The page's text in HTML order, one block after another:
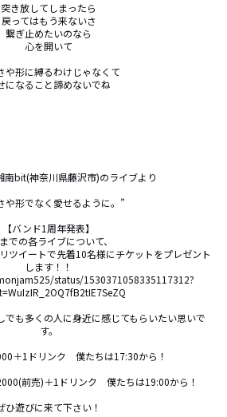
突き放してしまったら
戻ってはもう来ないさ
繋ぎ止めたいのなら
心を開いて
や形に縛るわけじゃなくて
になること諦めないでね
bit(神奈川県藤沢市)のライブより
や形でなく愛せるように。”
【バンド1周年発表】
での各ライブについて、
ツイートで先着10名様にチケットをプレゼント
します！！
status/1530371058335117312?
でも多くの人に身近に感じてもらいたい思いで
す。
＋1ドリンク　僕たちは17:30から！
前売)＋1ドリンク　僕たちは19:00から！
ひ遊びに来て下さい！